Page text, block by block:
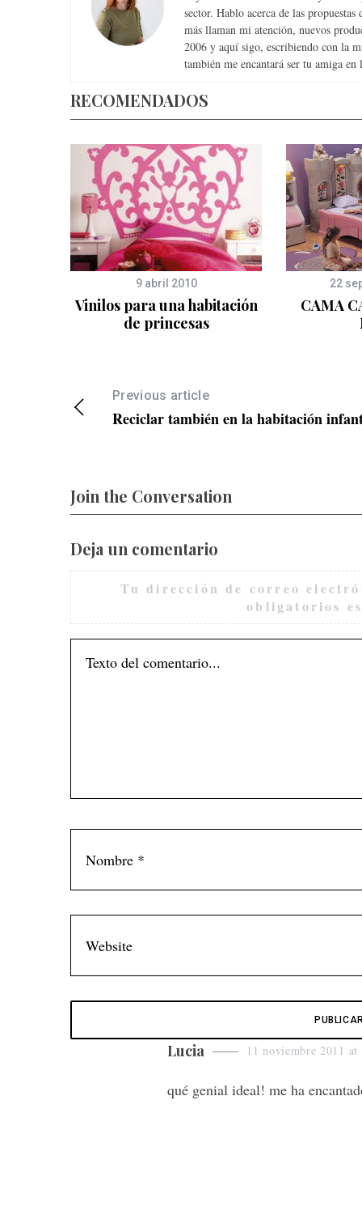
sector. Hablo acerca de las
más llaman mi atención, nuevos
2006 y aquí sigo, escribiendo con la
también me encantará ser tu amiga en
RECOMENDADOS
9 abril 2010
Vinilos para una habitación
de princesas
22
CAMA
Previous article
Reciclar también en la habitación
Join the Conversation
Deja un comentario
Tu dirección de correo
obligatorios
s
y
Lucia 11 noviembre 2011 at
qué genial ideal! me ha